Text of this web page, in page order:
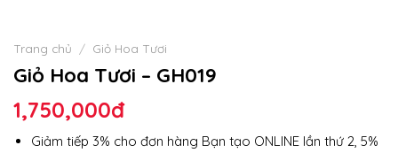
Trang chủ / Giỏ Hoa Tươi
Giỏ Hoa Tươi – GH019
1,750,000đ
Giảm tiếp 3% cho đơn hàng Bạn tạo ONLINE lần thứ 2, 5%